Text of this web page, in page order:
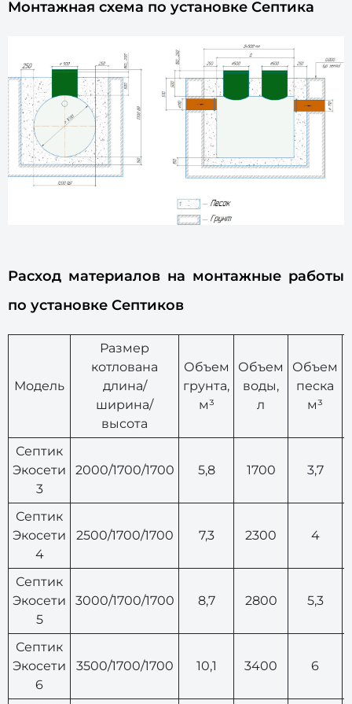
Монтажная схема по установке Септика
Расход материалов на монтажные работы
по установке Септиков
Модель
Размер
котлована
длина/
ширина/
высота
Объем
грунта,
м³
Объем
воды,
л
Объем
песка
м³
Септик
Экосети
3
2000/1700/1700 5,8 1700 3,7
Септик
Экосети
4
2500/1700/1700 7,3 2300 4
Септик
Экосети
5
3000/1700/1700 8,7 2800 5,3
Септик
Экосети
6
3500/1700/1700 10,1 3400 6